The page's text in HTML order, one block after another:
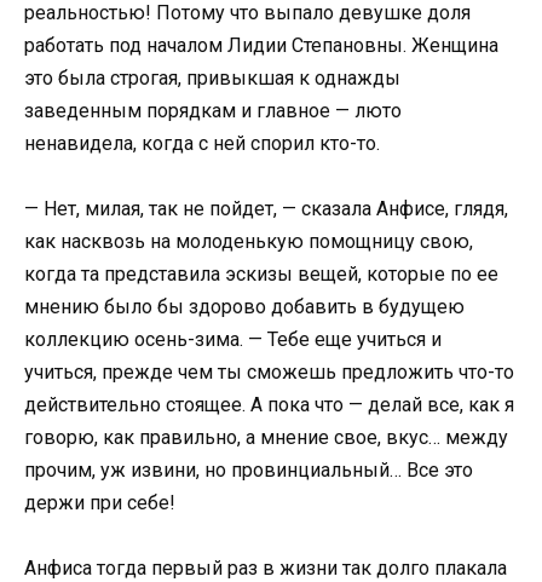
реальностью! Потому что выпало девушке доля
работать под началом Лидии Степановны. Женщина
это была строгая, привыкшая к однажды
заведенным порядкам и главное — люто
ненавидела, когда с ней спорил кто-то.
— Нет, милая, так не пойдет, — сказала Анфисе, глядя,
как насквозь на молоденькую помощницу свою,
когда та представила эскизы вещей, которые по ее
мнению было бы здорово добавить в будущею
коллекцию осень-зима. — Тебе еще учиться и
учиться, прежде чем ты сможешь предложить что-то
действительно стоящее. А пока что — делай все, как я
говорю, как правильно, а мнение свое, вкус… между
прочим, уж извини, но провинциальный… Все это
держи при себе!
Анфиса тогда первый раз в жизни так долго плакала